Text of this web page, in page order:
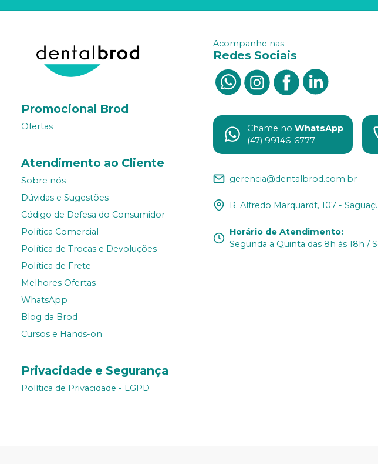
Promocional Brod
Ofertas
Atendimento ao Cliente
Sobre nós
Dúvidas e Sugestões
Código de Defesa do Consumidor
Política Comercial
Política de Trocas e Devoluções
Política de Frete
Melhores Ofertas
WhatsApp
Blog da Brod
Cursos e Hands-on
Privacidade e Segurança
Política de Privacidade - LGPD
Acompanhe nas
Redes Sociais
Chame no WhatsApp
(47) 99146-6777
gerencia@dentalbrod.com.br
R. Alfredo Marquardt, 107 -
Horário de Atendimento:
Segunda a Quinta das 8h às 18h /